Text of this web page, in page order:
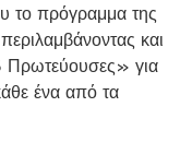
το πρόγραμμα της
και
για
ένα από τα